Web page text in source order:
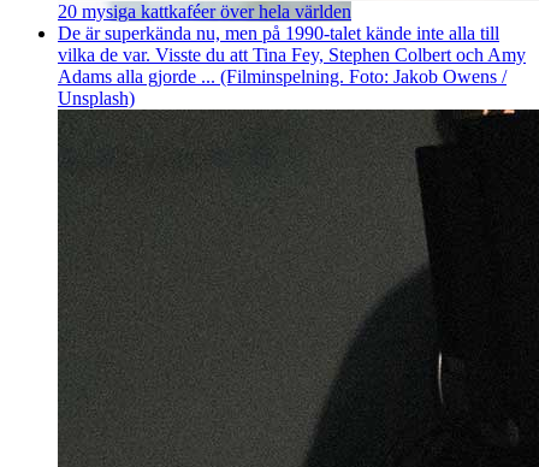
20 mysiga kattkaféer över hela världen
De är superkända nu, men på 1990-talet kände inte alla till
vilka de var. Visste du att Tina Fey, Stephen Colbert och Amy
Adams alla gjorde ... (Filminspelning. Foto: Jakob Owens /
Unsplash)